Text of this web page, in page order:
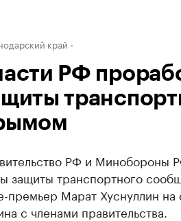
край
РФ
РФ и Минобороны
защиты транспортного
премьер Марат Хуснуллин
с членами правительства.